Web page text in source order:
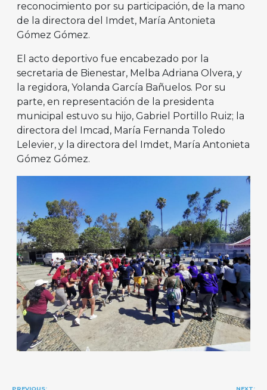
reconocimiento por su participación, de la mano
de la directora del Imdet, María Antonieta
Gómez Gómez.
El acto deportivo fue encabezado por la
secretaria de Bienestar, Melba Adriana Olvera, y
la regidora, Yolanda García Bañuelos. Por su
parte, en representación de la presidenta
municipal estuvo su hijo, Gabriel Portillo Ruiz; la
directora del Imcad, María Fernanda Toledo
Lelevier, y la directora del Imdet, María Antonieta
Gómez Gómez.
PREVIOUS: NEXT: